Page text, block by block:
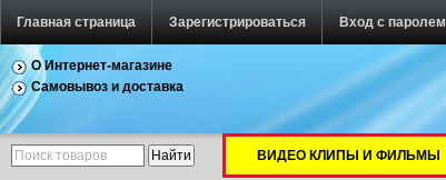
Главная страница Зарегистрироваться Вход с паролем
О Интернет-магазине
Самовывоз и доставка
ВИДЕО КЛИПЫ И ФИЛЬМЫ